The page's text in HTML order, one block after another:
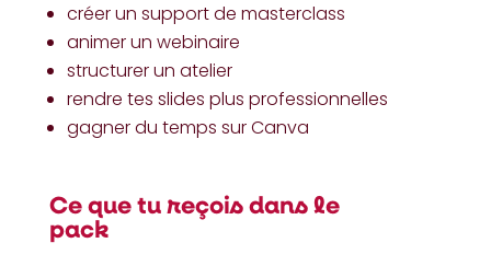
créer un support de masterclass
animer un webinaire
structurer un atelier
rendre tes slides plus professionnelles
gagner du temps sur Canva
Ce que tu reçois dans le
pack